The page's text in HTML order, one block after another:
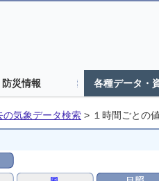
防災情報 各種データ・
の気象データ検索 > １時間ごとの